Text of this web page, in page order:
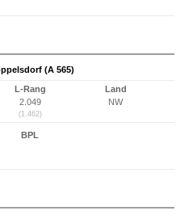
(A 565)
L-Rang
2.049
(1.462)
Land
NW
BPL